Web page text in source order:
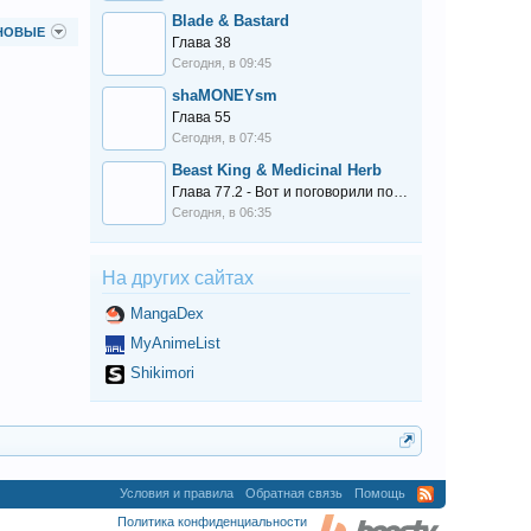
17:17 Blade & Bastard
Глава 38
Сегодня, в 09:45
shaMONEYsm
Глава 55
Сегодня, в 07:45
Beast King & Medicinal Herb
Глава 77.2 - Вот и поговорили по душам...
Сегодня, в 06:35
На других сайтах
MangaDex
MyAnimeList
Shikimori
Условия и правила Обратная связь
Помощь
Политика конфиденциальности